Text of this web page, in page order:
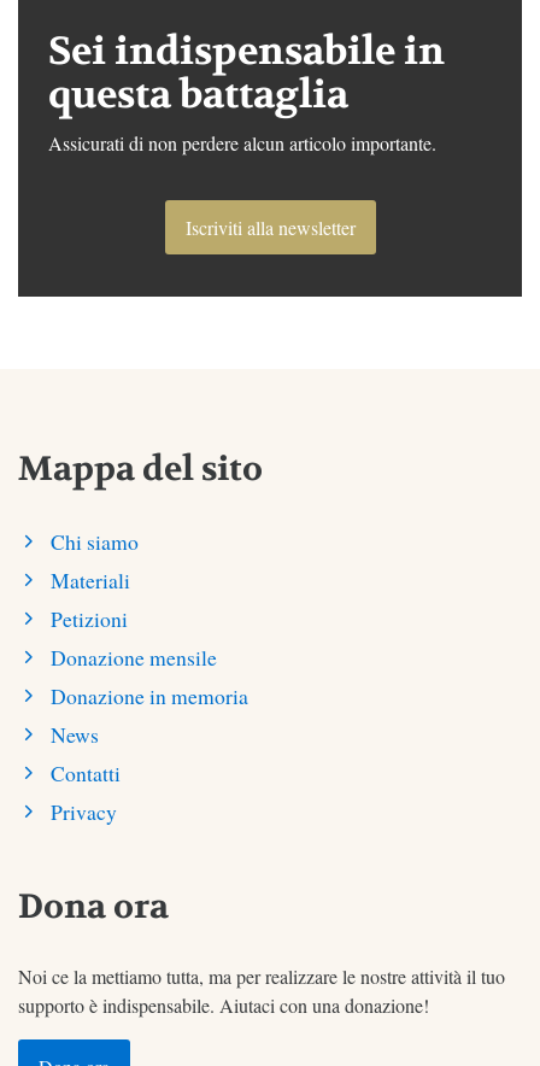
Sei indispensabile in
questa battaglia
Assicurati di non perdere alcun articolo importante.
Iscriviti alla newsletter
Mappa del sito
Chi siamo
Materiali
Petizioni
Donazione mensile
Donazione in memoria
News
Contatti
Privacy
Dona ora
Noi ce la mettiamo tutta, ma per realizzare le nostre attività il tuo
supporto è indispensabile. Aiutaci con una donazione!